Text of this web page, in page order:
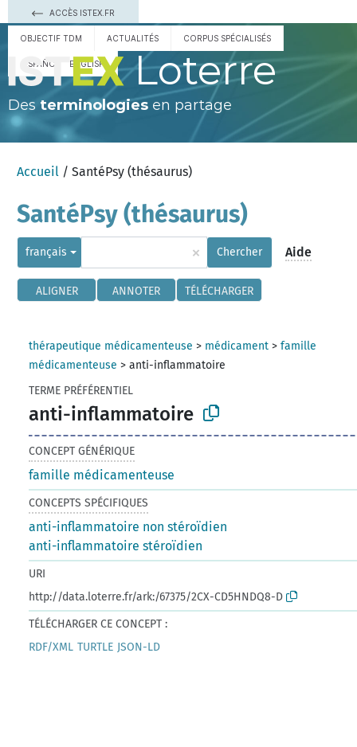
ACCÈS ISTEX.FR
OBJECTIF TDM ACTUALITÉS CORPUS SPÉCIALISÉS
ESPAÑOL ENGLISH Loterre
Des terminologies en partage
Accueil / SantéPsy (thésaurus)
SantéPsy (thésaurus)
français × Chercher Aide
ALIGNER ANNOTER TÉLÉCHARGER
thérapeutique médicamenteuse > médicament >famille
médicamenteuse >anti-inflammatoire
TERME PRÉFÉRENTIEL
anti-inflammatoire
CONCEPT GÉNÉRIQUE
famille médicamenteuse
CONCEPTS SPÉCIFIQUES
anti-inflammatoire non stéroïdien
anti-inflammatoire stéroïdien
URI
http://data.loterre.fr/ark:/67375/2CX-CD5HNDQ8-D
TÉLÉCHARGER CE CONCEPT :
RDF/XML TURTLE JSON-LD